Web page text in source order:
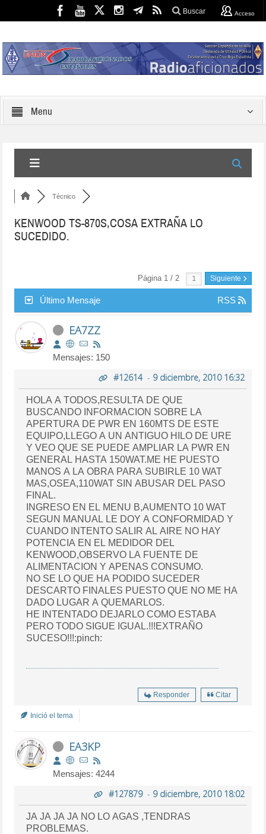
Buscar Acceso
Menu
Técnico
KENWOOD TS-870S,COSA EXTRAÑA LO
SUCEDIDO.
Página 1 / 2 Siguiente
Último Mensaje RSS
EA7ZZ
Mensajes: 150
#12614- 9 diciembre, 2010 16:32
HOLA A TODOS,RESULTA DE QUE
BUSCANDO INFORMACION SOBRE LA
APERTURA DE PWR EN 160MTS DE ESTE
EQUIPO,LLEGO A UN ANTIGUO HILO DE URE
Y VEO QUE SE PUEDE AMPLIAR LA PWR EN
GENERAL HASTA 150WAT.ME HE PUESTO
MANOS A LA OBRA PARA SUBIRLE 10 WAT
MAS,OSEA,110WAT SIN ABUSAR DEL PASO
FINAL.
INGRESO EN EL MENU B,AUMENTO 10 WAT
SEGUN MANUAL LE DOY A CONFORMIDAD Y
CUANDO INTENTO SALIR AL AIRE NO HAY
POTENCIA EN EL MEDIDOR DEL
KENWOOD,OBSERVO LA FUENTE DE
ALIMENTACION Y APENAS CONSUMO.
NO SE LO QUE HA PODIDO SUCEDER
DESCARTO FINALES PUESTO QUE NO ME HA
DADO LUGAR A QUEMARLOS.
HE INTENTADO DEJARLO COMO ESTABA
PERO TODO SIGUE IGUAL.!!!EXTRAÑO
SUCESO!!!:pinch:
Responder Citar
Inició el tema
EA3KP
Mensajes: 4244
#127879- 9 diciembre, 2010 18:02
JA JA JA JA NO LO AGAS ,TENDRAS
PROBLEMAS.